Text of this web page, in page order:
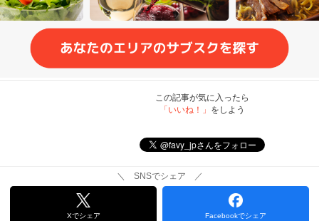
この記事が気に入ったら
「いいね！」 をしよう
＼ SNSでシェア ／
Xでシェア Facebookでシェア